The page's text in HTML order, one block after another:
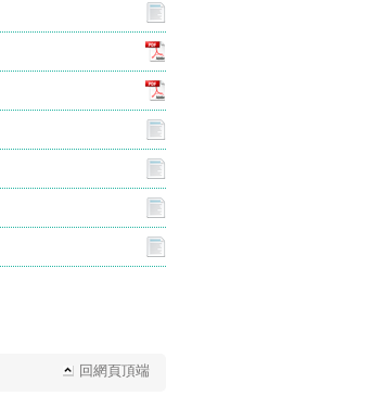
回網頁頂端